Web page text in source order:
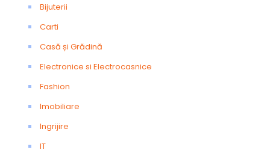
Bijuterii
Carti
Casă și Grădină
Electronice si Electrocasnice
Fashion
Imobiliare
Ingrijire
IT